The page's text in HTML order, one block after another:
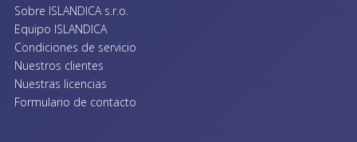
Sobre ISLANDICA s.r.o.
Equipo ISLANDICA
Condiciones de servicio
Nuestros clientes
Nuestras licencias
Formulario de contacto